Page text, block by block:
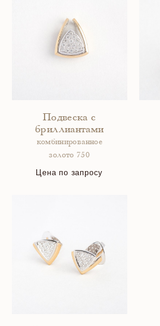
Подвеска с
бриллиантами
комбинированное
золото 750
Цена по запросу